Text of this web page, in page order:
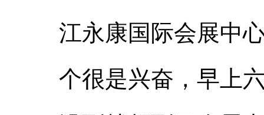
江永康国际会展中
个很是兴奋，早上